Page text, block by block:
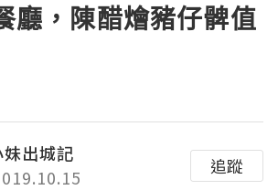
廳，陳醋燴豬仔髀值
出城記
追蹤